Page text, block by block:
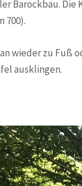
Barockbau. Die
700).
wieder zu Fuß
ausklingen.